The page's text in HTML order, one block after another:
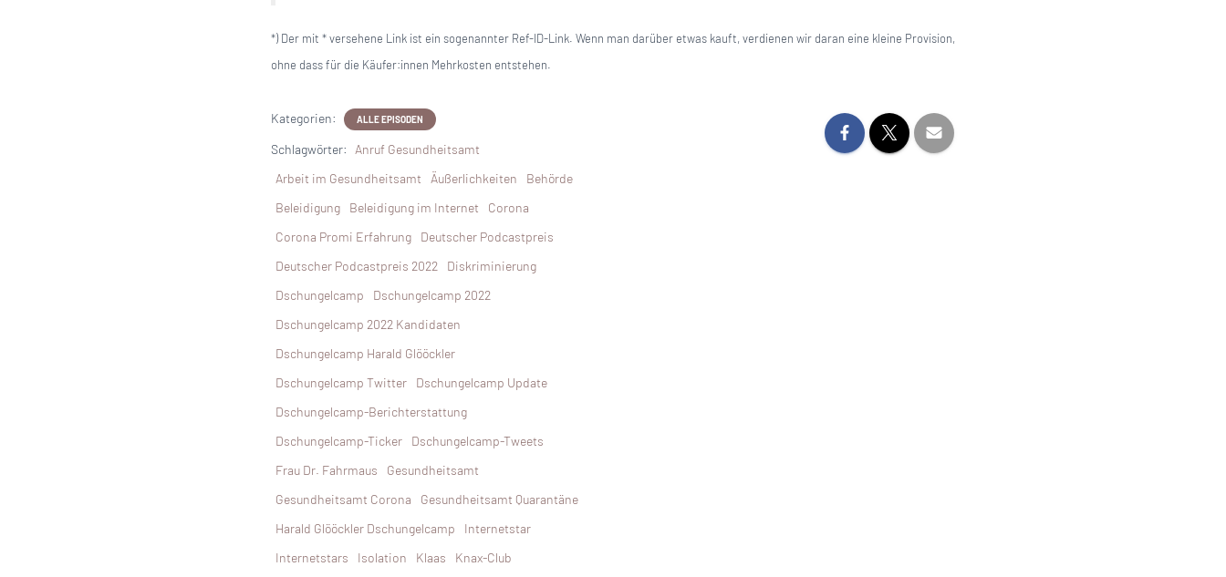
*) Der mit * versehene Link ist ein sogenannter Ref-ID-Link. Wenn man darüber etwas kauft, verdienen wir daran eine kleine Provision,
ohne dass für die Käufer:innen Mehrkosten entstehen.
Kategorien: ALLE EPISODEN
Schlagwörter:
Anruf Gesundheitsamt
Arbeit im Gesundheitsamt
Äußerlichkeiten
Behörde
Beleidigung
Beleidigung im Internet
Corona
Corona Promi Erfahrung
Deutscher Podcastpreis
Deutscher Podcastpreis 2022
Diskriminierung
Dschungelcamp
Dschungelcamp 2022
Dschungelcamp 2022 Kandidaten
Dschungelcamp Harald Glööckler
Dschungelcamp Twitter
Dschungelcamp Update
Dschungelcamp-Berichterstattung
Dschungelcamp-Ticker
Dschungelcamp-Tweets
Frau Dr. Fahrmaus
Gesundheitsamt
Gesundheitsamt Corona
Gesundheitsamt Quarantäne
Harald Glööckler Dschungelcamp
Internetstar
Internetstars
Isolation Klaas
Knax-Club